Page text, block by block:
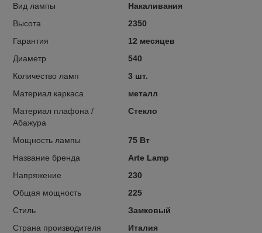
Вид лампы
Накаливания
Высота
2350
Гарантия
12 месяцев
Диаметр
540
Количество ламп
3 шт.
Материал каркаса
металл
Материал плафона /
Абажура
Стекло
Мощность лампы
75 Вт
Название бренда
Arte Lamp
Напряжение
230
Общая мощность
225
Стиль
Замковый
Страна производителя
Италия